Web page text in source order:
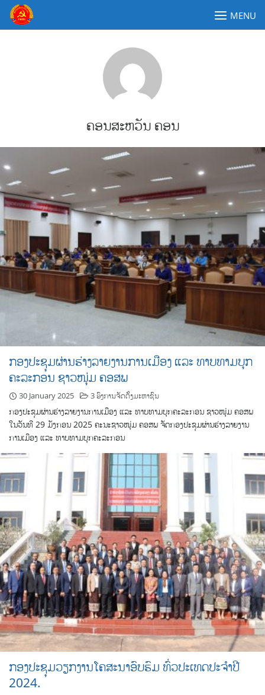
Skip
MENU
ຄອນສະຫວັນ ຄອນ
ກອງປະຊຸມຜ່ານຮ່າງລາຍງານການເມືອງ ແລະ ທາບທາມບຸກ
ຄະລະກອນ ຊາວໜຸ່ມ ຄອສພ
30 January 2025 3 ອົງການຈັດຕັ້ງມະຫາຊົນ
ກອງປະຊຸມຜ່ານຮ່າງລາຍງານການເມືອງ ແລະ ທາບທາມບຸກຄະລະກອນ ຊາວໜຸ່ມ ຄອສພ
ໃນວັນທີ 29 ມັງກອນ 2025 ຄະນະຊາວໜຸ່ມ ຄອສພ ຈັດກອງປະຊຸມຜ່ານຮ່າງລາຍງານ
ການເມືອງ ແລະ ທາບທາມບຸກຄະລະກອນ
ກອງປະຊຸມວຽກງານໂຄສະນາອົບຮົມ ທົ່ວປະເທດປະຈຳປີ
2024.